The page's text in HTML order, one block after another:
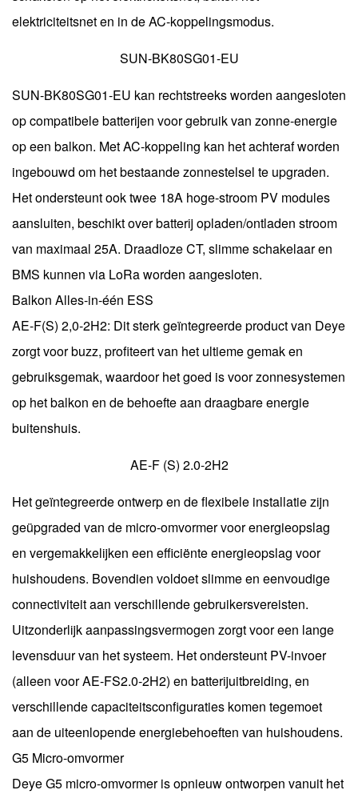
elektriciteitsnet en in de AC-koppelingsmodus.
SUN-BK80SG01-EU
SUN-BK80SG01-EU kan rechtstreeks worden aangesloten
op compatibele batterijen voor gebruik van zonne-energie
op een balkon. Met AC-koppeling kan het achteraf worden
ingebouwd om het bestaande zonnestelsel te upgraden.
Het ondersteunt ook twee 18A hoge-stroom PV modules
aansluiten, beschikt over batterij opladen/ontladen stroom
van maximaal 25A. Draadloze CT, slimme schakelaar en
BMS kunnen via LoRa worden aangesloten.
Balkon Alles-in-één ESS
AE-F(S) 2,0-2H2: Dit sterk geïntegreerde product van Deye
zorgt voor buzz, profiteert van het ultieme gemak en
gebruiksgemak, waardoor het goed is voor zonnesystemen
op het balkon en de behoefte aan draagbare energie
buitenshuis.
AE-F (S) 2.0-2H2
Het geïntegreerde ontwerp en de flexibele installatie zijn
geüpgraded van de micro-omvormer voor energieopslag
en vergemakkelijken een efficiënte energieopslag voor
huishoudens. Bovendien voldoet slimme en eenvoudige
connectiviteit aan verschillende gebruikersvereisten.
Uitzonderlijk aanpassingsvermogen zorgt voor een lange
levensduur van het systeem. Het ondersteunt PV-invoer
(alleen voor AE-FS2.0-2H2) en batterijuitbreiding, en
verschillende capaciteitsconfiguraties komen tegemoet
aan de uiteenlopende energiebehoeften van huishoudens.
G5 Micro-omvormer
Deye G5 micro-omvormer is opnieuw ontworpen vanuit het